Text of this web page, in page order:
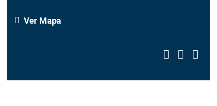
Ver Mapa